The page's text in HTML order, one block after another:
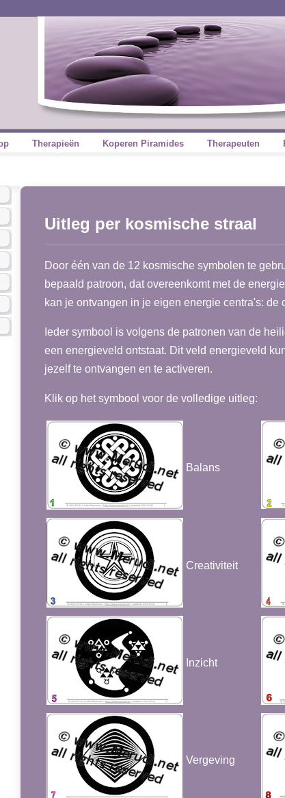
Therapieën Koperen Piramides Therapeuten
Uitleg per kosmische straal
Door één van de 12 kosmische symbolen te
bepaald patroon, dat overeenkomt met de
kan je ontvangen in je eigen energie centra's: de
Ieder symbool is volgens de patronen van de
een energieveld ontstaat. Dit veld energieveld
jezelf te ontvangen en te activeren.
Klik op het symbool voor de volledige uitleg:
Balans
Creativiteit
Inzicht
Vergeving